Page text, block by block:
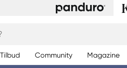
Tilbud Community Magazine